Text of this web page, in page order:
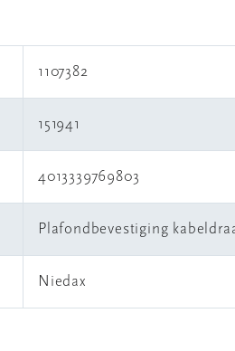
1107382
151941
4013339769803
Plafondbevestiging
Niedax